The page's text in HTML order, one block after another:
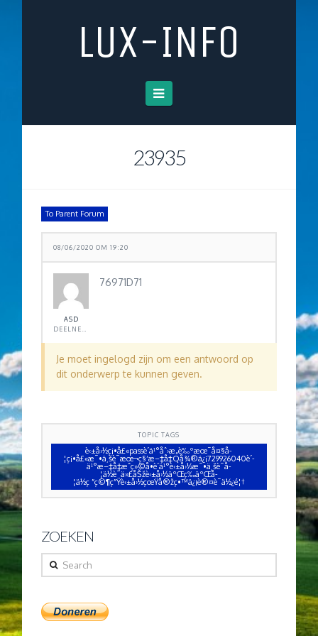
LUX-INFO
Navigation
23935
To Parent Forum
08/06/2020 OM 19:20
ASD
76971D71
Je moet ingelogd zijn om een antwoord op
dit onderwerp te kunnen geven.
TOPIC TAGS
è‹±å›½ç¡•å£«passè´­ä¹°åˆ›æ„è‰ºæœ¯å¤§å­
¦ç¡•å£«æ¯•ä¸šè¯æœ¬ç§‘æ–‡å‡­Qå¾®ä¿¡729926040è´­
ä¹°æ–‡å‡­æˆç»©å•è´­ä¹°è‹±å›½æ¯•ä¸šè¯å­
¦ä½è¯ä»£åŠžè‹±å›½äºŒç­‰äºŒå­
¦ä½ç ”ç©¶ç”Ÿè‹±å›½çœŸå®žç•™ä¿¡è®¤è¯ä½¿é¦†
ZOEKEN
Search